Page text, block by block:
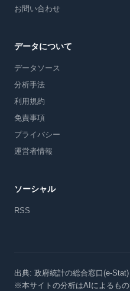
お問い合わせ
データについて
データソース
分析手法
利用規約
免責事項
プライバシー
運営者情報
ソーシャル
RSS
出典: 政府統計の総合窓口(e-Stat)
※本サイトの分析はAIによるも